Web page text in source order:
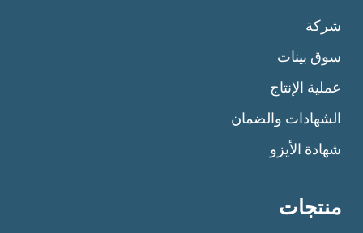
شركة
سوق بينات
عملية الإنتاج
الشهادات والضمان
شهادة الأيزو
منتجات